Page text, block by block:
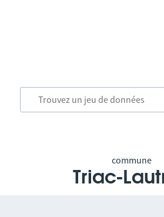
commune
Triac-